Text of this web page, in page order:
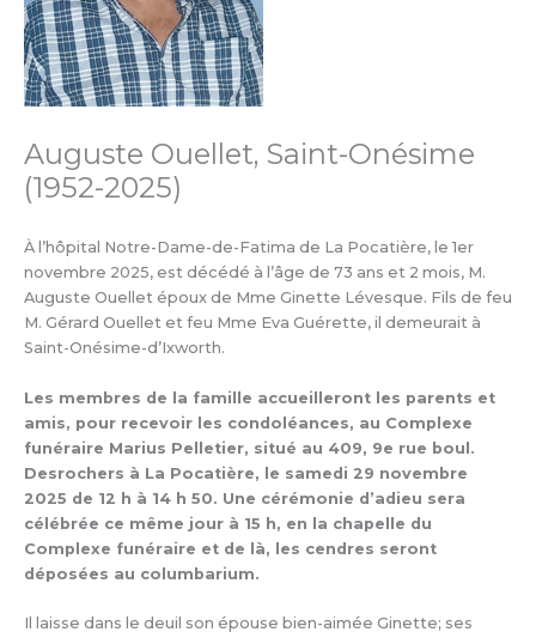
Auguste Ouellet, Saint-Onésime
(1952-2025)
À l’hôpital Notre-Dame-de-Fatima de La Pocatière, le 1er
novembre 2025, est décédé à l’âge de 73 ans et 2 mois, M.
Auguste Ouellet époux de Mme Ginette Lévesque. Fils de feu
M. Gérard Ouellet et feu Mme Eva Guérette, il demeurait à
Saint-Onésime-d’Ixworth.
Les membres de la famille accueilleront les parents et
amis, pour recevoir les condoléances, au Complexe
funéraire Marius Pelletier, situé au 409, 9e rue boul.
Desrochers à La Pocatière, le samedi 29 novembre
2025 de 12 h à 14 h 50. Une cérémonie d’adieu sera
célébrée ce même jour à 15 h, en la chapelle du
Complexe funéraire et de là, les cendres seront
déposées au columbarium.
Il laisse dans le deuil son épouse bien-aimée Ginette; ses